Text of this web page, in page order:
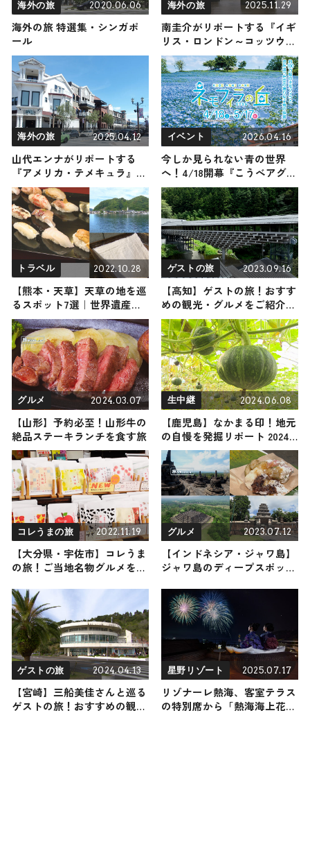
海外の旅 2020.06.06
海外の旅 特選集・シンガポ
ール
海外の旅 2025.11.29
南圭介がリポートする『イギ
リス・ロンドン～コッツウォ
ルズ』の旅！おすすめ観光ス
ポットやグルメを紹介 2025
年11月29日放送
海外の旅 2025.04.12
山代エンナがリポートする
『アメリカ・テメキュラ』の
旅！おすすめ観光スポットや
グルメを紹介 2025年4月12日
放送
イベント 2026.04.16
今しか見られない青の世界
へ！4/18開幕『こうべアグリ
パーク ネモフィラの丘
2026』で約100万輪のネモフ
ィラが神戸の丘を染め上げ
る、初のナイターも必見
トラベル 2022.10.28
【熊本・天草】天草の地を巡
るスポット7選｜世界遺産か
らグルメまでをご紹介！タイ
トル
ゲストの旅 2023.09.16
【高知】ゲストの旅！おすす
めの観光・グルメをご紹介
2023年9月16日放送
グルメ 2024.03.07
【山形】予約必至！山形牛の
絶品ステーキランチを食す旅
生中継 2024.06.08
【鹿児島】なかまる印！地元
の自慢を発掘リポート 2024
年6月8日放送
コレうまの旅 2022.11.19
【大分県・宇佐市】コレうま
の旅！ご当地名物グルメをお
グルメ 2023.07.12
【インドネシア・ジャワ島】
ジャワ島のディープスポット
ゲストの旅 2024.04.13
【宮崎】三船美佳さんと巡る
ゲストの旅！おすすめの観
星野リゾート 2025.07.17
リゾナーレ熱海、客室テラス
の特別席から「熱海海上花火